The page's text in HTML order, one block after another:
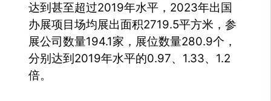
达到甚至超过2019年水平，2023年出国
办展项目场均展出面积2719.5平方米，参
展公司数量194.1家，展位数量280.9个，
分别达到2019年水平的0.97、1.33、1.2
倍。